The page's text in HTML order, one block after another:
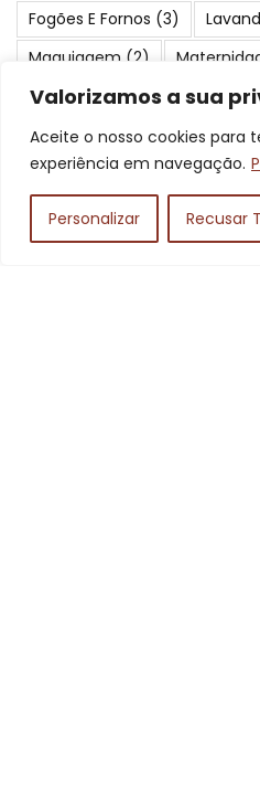
Valorizamos a sua
Aceite o nosso cookies para
experiência em navegação.
Personalizar Recusar
Fogões E Fornos (3)
Maquiagem (2)
Motos(7) Móveis (2)
Periféricos(3) Pescaria
Praias(23) Produtos Para
Proteção E Segurança(2)
Serviços(19) Suplementos